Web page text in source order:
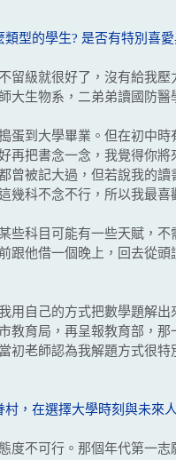
型的學生? 是否有特別喜
級就很好了，沒有給我壓
大生物系，二弟弟讀國防醫
到大學畢業。但在初中時
再把書念一念，我覺得你
曾被記大過，但若說我的
幾科不念不行，所以我最喜
科目可能有一些天賦，不
跟他借一個晚上，回去從
自己的方式把數學題解出
教育局，再呈報教育部，
初老師認為我解題方式很特
，在選擇大學時刻與未來
不可行。那個年代第一志